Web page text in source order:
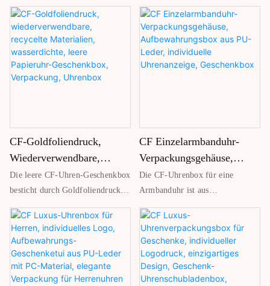
UV-Druck, Heißprägung
Recyclingkarton verfügt über
einen sicheren Verschluss für die
hygienische Aufbewahrung Ihrer
Uhren. Das weiche Samtfutter
schützt vor Kratzern, während
UV-Druck und Heißprägung für
Verpackungen.
Quadratische Uhrenbox
Karton bietet eine langlebige und
elegante Verpackung. Sie wurde
für die Präsentation luxuriöser
Uhren entwickelt und bietet
sicheren Schutz sowie ein
CF-Goldfoliendruck,
Wiederverwendbare,
Recycelte Materialien,
Wasserdichte, Leere
Papieruhr-Geschenkbox,
Verpackung, Uhrenbox
Die leere CF-Uhren-Geschenkbox
besticht durch Goldfoliendruck,
wiederverwendbaren
Recyclingmaterialien. Robust und
dennoch elegant bietet sie
zuverlässigen Schutz für Uhren
und verbindet
CF Einzelarmbanduhr-
Verpackungsgehäuse,
Aufbewahrungsbox Aus
PU-Leder, Individuelle
Uhrenanzeige,
Geschenkbox
Die CF-Uhrenbox für eine
Armbanduhr ist aus
und vereint Stil und
Funktionalität für die
Aufbewahrung einer einzelnen
Uhr. Sie eignet sich perfekt als
Aufbewahrungslösung, um Ihre